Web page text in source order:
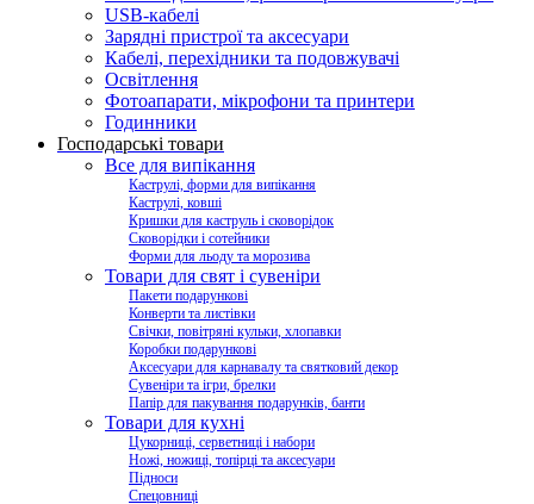
USB-кабелі
Зарядні пристрої та аксесуари
Кабелі, перехідники та подовжувачі
Освітлення
Фотоапарати, мікрофони та принтери
Годинники
Господарські товари
Все для випікання
Каструлі, форми для випікання
Каструлі, ковші
Кришки для каструль і сковорідок
Сковорідки і сотейники
Форми для льоду та морозива
Товари для свят і сувеніри
Пакети подарункові
Конверти та листівки
Свічки, повітряні кульки, хлопавки
Коробки подарункові
Аксесуари для карнавалу та святковий декор
Сувеніри та ігри, брелки
Папір для пакування подарунків, банти
Товари для кухні
Цукорниці, серветниці і набори
Ножі, ножиці, топірці та аксесуари
Підноси
Спецовниці